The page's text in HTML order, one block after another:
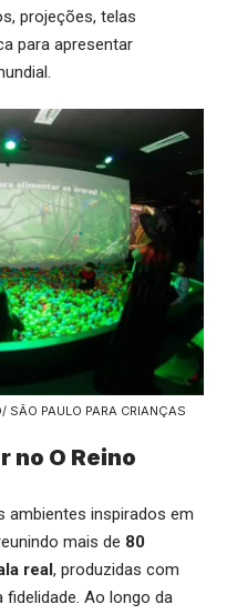
projeções, telas
para apresentar
SÃO PAULO PARA CRIANÇAS
no O Reino
ambientes inspirados em
mais de 80
real, produzidas com
Ao longo da